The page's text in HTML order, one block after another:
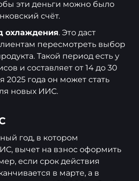
эти деньги можно было
счёт.
охлаждения. Это даст
пересмотреть выбор
Такой период есть у
и составляет от 14 до 30
2025 года он может стать
новых ИИС.
год, в котором
вычет на взнос оформить
если срок действия
в марте, а в